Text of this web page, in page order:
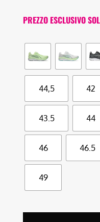
PREZZO ESCLUSIVO
44,5 42
43.5 44
46 46.5
49